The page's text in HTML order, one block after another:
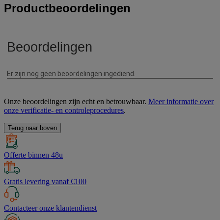
Productbeoordelingen
Onze beoordelingen zijn echt en betrouwbaar. Meer informatie over
onze verificatie- en controleprocedures.
Terug naar boven
Offerte binnen 48u
Gratis levering vanaf €100
Contacteer onze klantendienst